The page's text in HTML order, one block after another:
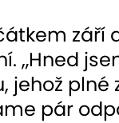
září
„Hned
jehož
pár